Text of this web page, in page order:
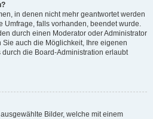
in denen nicht mehr geantwortet werden
Umfrage, falls vorhanden, beendet wurde.
durch einen Moderator oder Administrator
auch die Möglichkeit, Ihre eigenen
die Board-Administration erlaubt
Bilder, welche mit einem